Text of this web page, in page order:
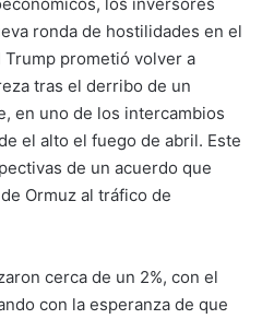
ronda de hostilidades en el
prometió volver a
tras el derribo de un
en uno de los intercambios
el alto el fuego de abril. Este
de un acuerdo que
Ormuz al tráfico de
cerca de un 2%, con el
con la esperanza de que